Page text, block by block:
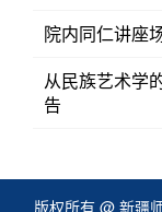
院内同仁讲座
从民族艺术学
告
版权所有 @ 新疆